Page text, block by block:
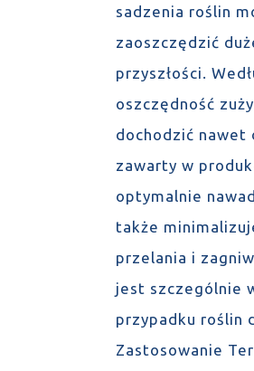
sadzenia roślin
zaoszczędzić
przyszłości.
oszczędność
dochodzić nawet
zawarty w
optymalnie
także
przelania i
jest szczególnie
przypadku roślin
Zastosowanie